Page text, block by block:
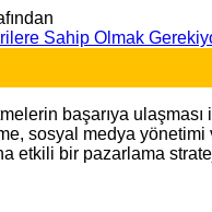
başarıya
sosyal medya yönetimi
etkili bir pazarlama